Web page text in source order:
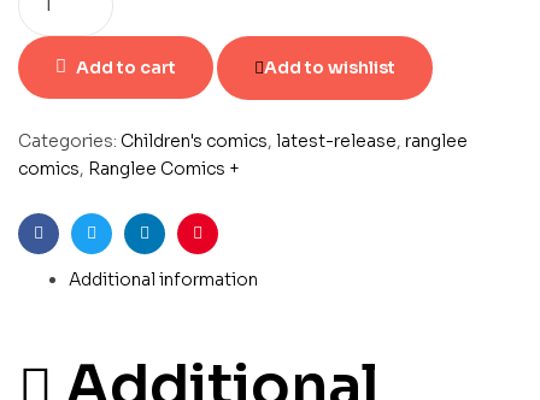
Add to cart Add to wishlist
Categories: Children's comics, latest-release, ranglee
comics, Ranglee Comics +
FacebookTwitterLinkedinPinterest
Additional information